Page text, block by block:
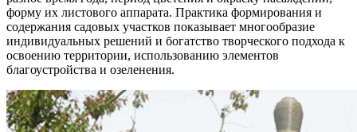
форму их листового аппарата. Практика формирования и
содержания садовых участков показывает многообразие
индивидуальных решений и богатство творческого подхода к
освоению территории, использованию элементов
благоустройства и озеленения.